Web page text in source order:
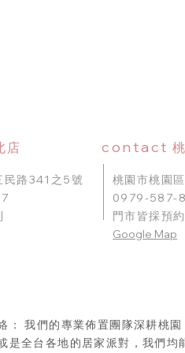
店 contact
桃園市桃園
0979-587-
門市皆採預約
Google Map
民路341之5號
： 我們的專業佈置團隊深耕桃
是全台各地的居家派對，我們均